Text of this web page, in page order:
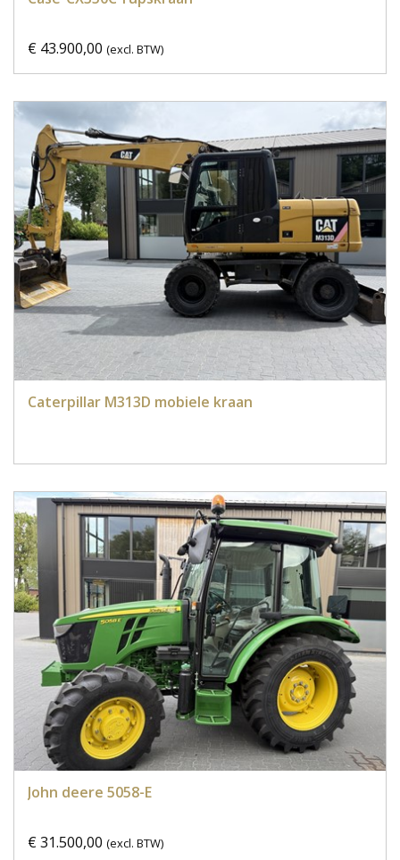
€ 43.900,00 (excl. BTW)
Caterpillar M313D mobiele kraan
John deere 5058-E
€ 31.500,00 (excl. BTW)